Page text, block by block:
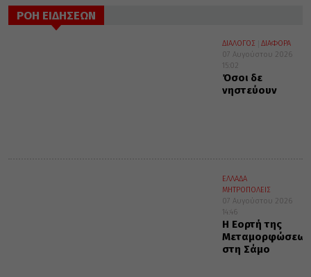
ΡΟΗ ΕΙΔΗΣΕΩΝ
ΔΙΑΛΟΓΟΣ
ΔΙΑΦΟΡΑ
07 Αυγούστου 2026
15:02
Όσοι δε
νηστεύουν
ΕΛΛΑΔΑ
ΜΗΤΡΟΠΟΛΕΙΣ
07 Αυγούστου 2026
14:46
Η Εορτή της
Μεταμορφώσεως
στη Σάμο